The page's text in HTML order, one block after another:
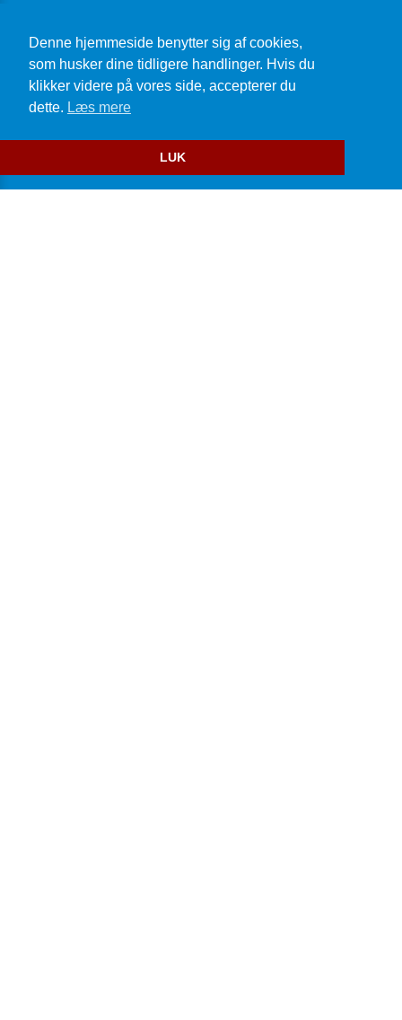
Denne hjemmeside benytter sig af cookies,
som husker dine tidligere handlinger. Hvis du
klikker videre på vores side, accepterer du
dette. Læs mere
LUK
Email: VisesIkke@PåGrundafSpamFraRobotter.dk
Cookie- og privatlivspolitik